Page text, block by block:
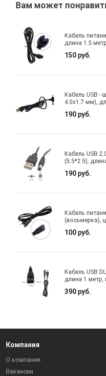
Вам может
Кабель
длина 1.5
150 руб.
Кабель USB -
4.0x1.7 мм),
190 руб.
Кабель USB
(5.5*2.5),
190 руб.
Кабель
(восьмерка),
100 руб.
Кабель USB
длина 1 метр,
390 руб.
Компания
О компании
Вакансии